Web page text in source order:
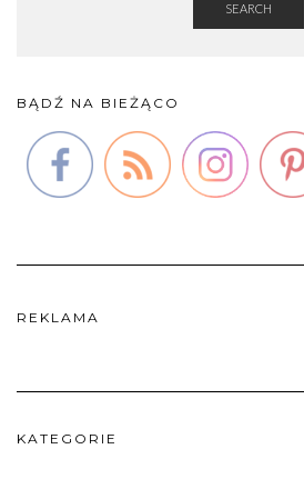
SEARCH
BĄDŹ NA BIEŻĄCO
REKLAMA
KATEGORIE